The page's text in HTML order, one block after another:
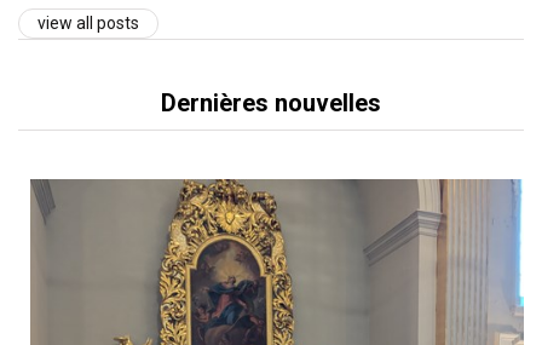
view all posts
Dernières nouvelles